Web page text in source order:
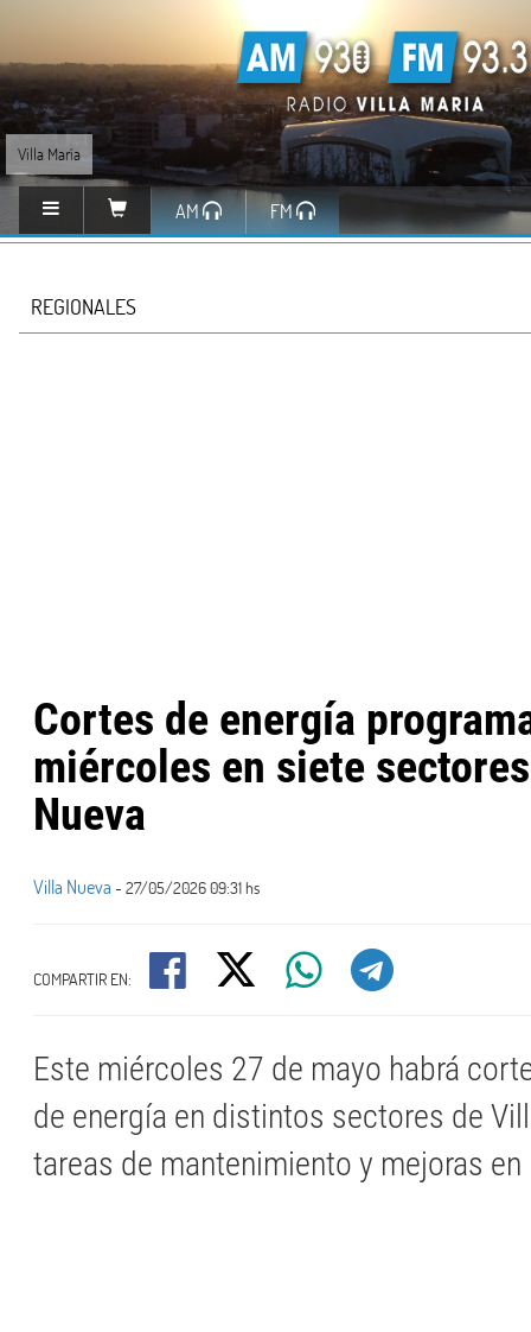
Villa María
AM FM
REGIONALES
Cortes de energía
miércoles en siete
Nueva
Villa Nueva - 27/05/2026 09:31 hs
COMPARTIR EN:
Este miércoles 27 de mayo habrá
de energía en distintos sectores de
tareas de mantenimiento y mejoras